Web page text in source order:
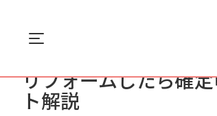
Menu
リフォームしたら確
ト解説